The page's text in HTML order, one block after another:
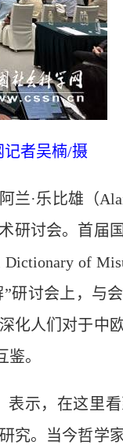
记者吴楠/摄
·乐比雄（
研讨会。首届
of
研讨会上，与
化人们对于中
。
示，在这里
究。当今哲学